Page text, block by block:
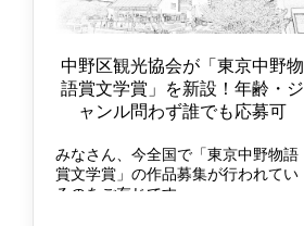
中野区観光協会が「東京中野物
語賞文学賞」を新設！年齢・ジ
ャンル問わず誰でも応募可
みなさん、今全国で「東京中野物語
賞文学賞」の作品募集が行われてい
るのをご存じです…